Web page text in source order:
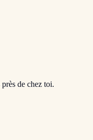
de chez toi.